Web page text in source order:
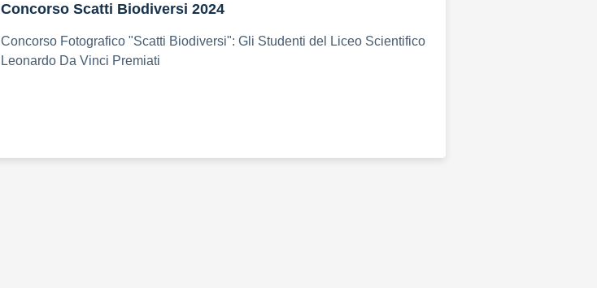
Concorso Scatti Biodiversi 2024
Concorso Fotografico "Scatti Biodiversi": Gli Studenti del Liceo Scientifico
Leonardo Da Vinci Premiati